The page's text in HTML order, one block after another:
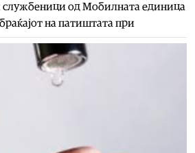
службеници од Мобилната единица
на патиштата при